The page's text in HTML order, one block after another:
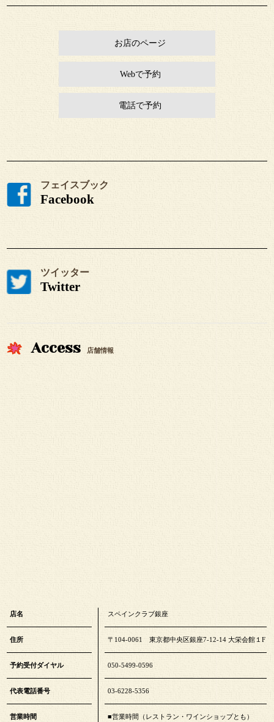
お店のページ
Webで予約
電話で予約
フェイスブック
Facebook
ツイッター
Twitter
Access 店舗情報
店名 スペインクラブ銀座
住所 〒104-0061 東京都中央区銀座7-12-14 大栄会館１F
予約受付ダイヤル 050-5499-0596
代表電話番号 03-6228-5356
営業時間
■営業時間（レストラン・ワインショップとも）